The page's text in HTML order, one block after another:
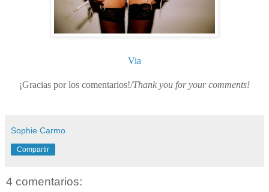
Via
¡Gracias por los comentarios!/Thank you for your comments!
Sophie Carmo
Compartir
4 comentarios: